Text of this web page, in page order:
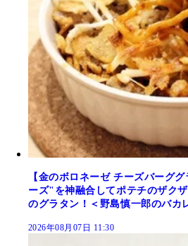
【金のボロネーゼ チーズバーグ
ーズ"を神融合してポテチのザク
のグラタン！＜野島慎一郎のバカ
2026年08月07日 11:30